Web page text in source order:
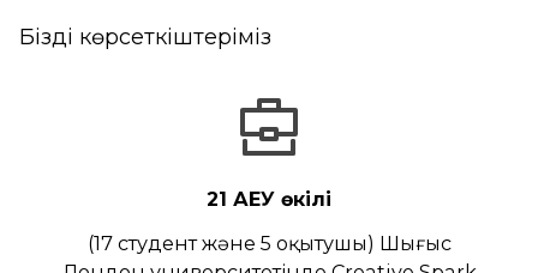
Біздің көрсеткіштеріміз
21 ҚАЕУ өкілі
(17 студент және 5 оқытушы) Шығыс